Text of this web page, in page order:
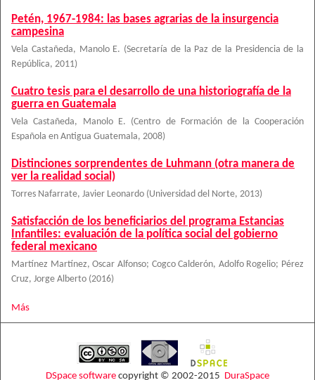
Petén, 1967-1984: las bases agrarias de la insurgencia
campesina
Vela Castañeda, Manolo E. (Secretaría de la Paz de la Presidencia de la
República, 2011)
Cuatro tesis para el desarrollo de una historiografía de la
guerra en Guatemala
Vela Castañeda, Manolo E. (Centro de Formación de la Cooperación
Española en Antigua Guatemala, 2008)
Distinciones sorprendentes de Luhmann (otra manera de
ver la realidad social)
Torres Nafarrate, Javier Leonardo (Universidad del Norte, 2013)
Satisfacción de los beneficiarios del programa Estancias
Infantiles: evaluación de la política social del gobierno
federal mexicano
Martínez Martínez, Oscar Alfonso; Cogco Calderón, Adolfo Rogelio; Pérez
Cruz, Jorge Alberto (2016)
Más
DSpace software copyright © 2002-2015 DuraSpace